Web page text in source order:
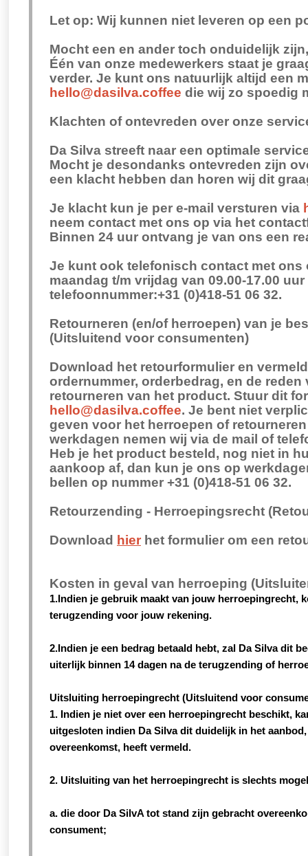
Let op: Wij kunnen niet leveren op een
Mocht een en ander toch onduidelijk
Één van onze medewerkers staat je
verder. Je kunt ons natuurlijk altijd een
hello@dasilva.coffee die wij zo spoedig
Klachten of ontevreden over onze
Da Silva streeft naar een optimale
Mocht je desondanks ontevreden zijn
een klacht hebben dan horen wij dit
Je klacht kun je per e-mail versturen via
neem contact met ons op via het
Binnen 24 uur ontvang je van ons een
Je kunt ook telefonisch contact met ons
maandag t/m vrijdag van 09.00-17.00
telefoonnummer:+31 (0)418-51 06 32.
Retourneren (en/of herroepen) van je
(Uitsluitend voor consumenten)
Download het retourformulier en
ordernummer, orderbedrag, en de reden
retourneren van het product. Stuur dit
hello@dasilva.coffee. Je bent niet
geven voor het herroepen of
werkdagen nemen wij via de mail of
Heb je het product besteld, nog niet in
aankoop af, dan kun je ons op
bellen op nummer +31 (0)418-51 06 32.
Retourzending - Herroepingsrecht
Download
hier het formulier om een
Kosten in geval van herroeping
1.Indien je gebruik maakt van jouw herroepingrecht,
terugzending voor jouw rekening.
2.Indien je een bedrag betaald hebt, zal Da Silva dit
uiterlijk binnen 14 dagen na de terugzending of
Uitsluiting herroepingrecht (Uitsluitend voor
1. Indien je niet over een herroepingrecht beschikt,
uitgesloten indien Da Silva dit duidelijk in het
overeenkomst, heeft vermeld.
2. Uitsluiting van het herroepingrecht is slechts
a. die door Da SilvA tot stand zijn gebracht
consument;